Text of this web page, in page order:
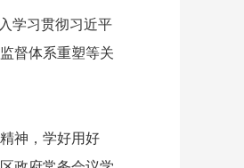
学习贯彻习近平
督体系重塑等关
神，学好用好